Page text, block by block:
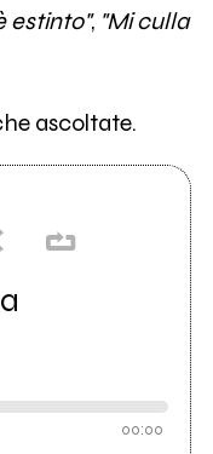
estinto", "Mi culla
ascoltate.
00:00